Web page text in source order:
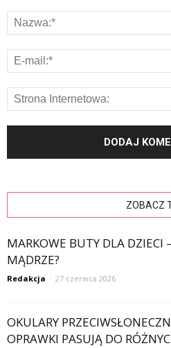
ZOBACZ
MARKOWE BUTY DLA DZIECI
MĄDRZE?
Redakcja - 27 czerwca 2026
OKULARY
OPRAWKI PASUJĄ DO